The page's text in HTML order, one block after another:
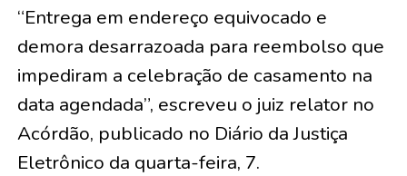
“Entrega em endereço equivocado e
demora desarrazoada para reembolso que
impediram a celebração de casamento na
data agendada”, escreveu o juiz relator no
Acórdão, publicado no Diário da Justiça
Eletrônico da quarta-feira, 7.